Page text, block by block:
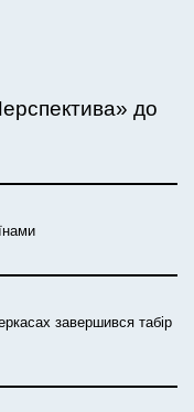
до
завершився табір